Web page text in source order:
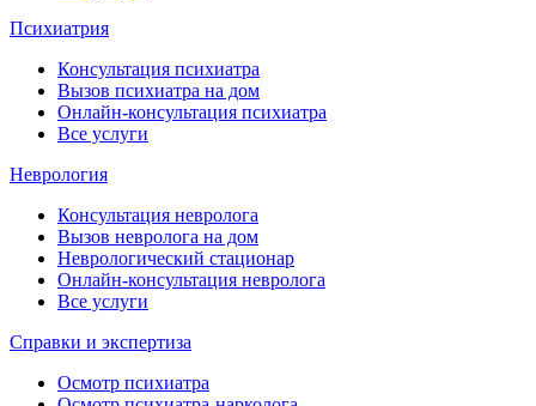
Психиатрия
Консультация психиатра
Вызов психиатра на дом
Онлайн-консультация психиатра
Все услуги
Неврология
Консультация невролога
Вызов невролога на дом
Неврологический стационар
Онлайн-консультация невролога
Все услуги
Справки и экспертиза
Осмотр психиатра